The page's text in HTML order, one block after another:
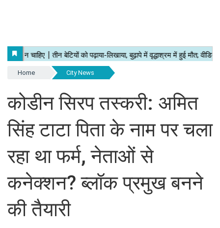
Home City News
कोडीन सिरप तस्करी: अमित
सिंह टाटा पिता के नाम पर चला
रहा था फर्म, नेताओं से
कनेक्शन? ब्लॉक प्रमुख बनने
की तैयारी